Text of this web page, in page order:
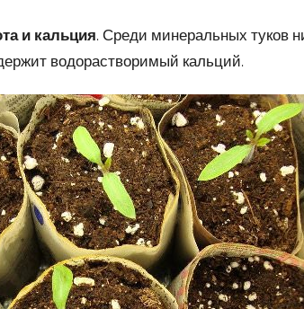
и кальция. Среди минеральных туков
водорастворимый кальций.